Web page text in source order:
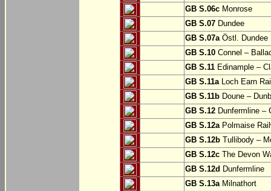
GB S.06c Monrose
GB S.07 Dundee
GB S.07aÖstl. Dundee
GB S.10 Connel –
GB S.11 Edinample –
GB S.11aLoch Earn
GB S.11b Doune –
GB S.12 Dunfermline –
GB S.12aPolmaise
GB S.12b Tullibody –
GB S.12c The Devon
GB S.12d Dunfermline
GB S.13aMilnathort